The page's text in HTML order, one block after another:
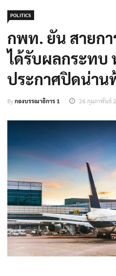
POLITICS
กพท. ยัน สายก
ได้รับผลกระทบ
ประกาศปิดน่าน
Byกองบรรณาธิการ 1 26 กุมภาพันธ์